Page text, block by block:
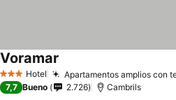
3 Estrellas
Hotel Apartamentos amplios con
Voramar
7,7 Bueno 2.726 Cambrils